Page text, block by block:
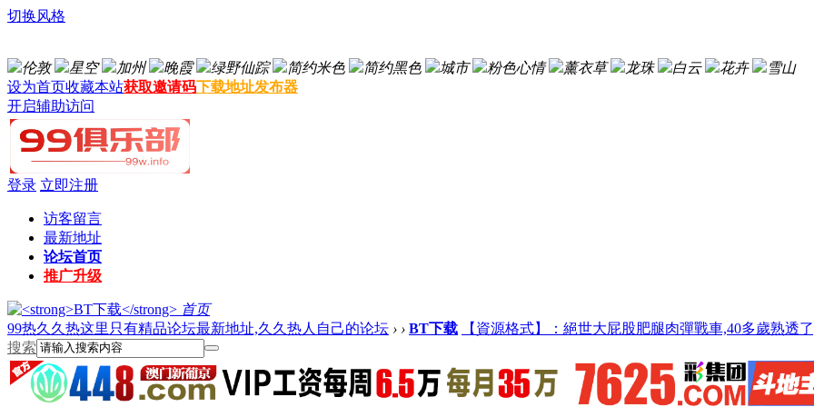
切换风格
伦敦 星空 加州 晚霞 绿野仙踪 简约米色 简约黑色 城市 粉色心情 薰衣草 龙珠 白云 花卉
雪山
设为首页收藏本站获取邀请码下载地址发布器
开启辅助访问
登录 立即注册
访客留言
最新地址
论坛首页
推广升级
首页
99热久久热这里只有精品论坛最新地址,久久热人自己的论坛 › › BT下载
【資源格式】：絕世大屁股肥腿肉彈戰車,40多歲熟透
搜索